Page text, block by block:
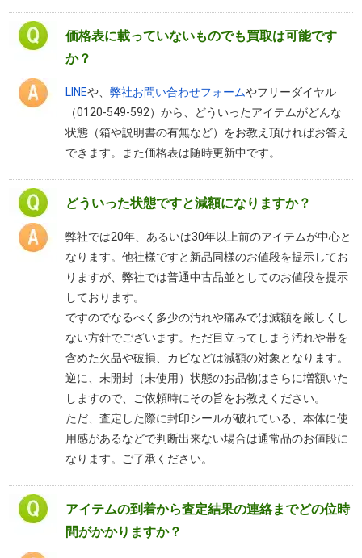
価格表に載っていないものでも買取は可能です
か？
LINEや、弊社お問い合わせフォームやフリーダイヤル
（0120-549-592）から、どういったアイテムがどんな
状態（箱や説明書の有無など）をお教え頂ければお答え
できます。また価格表は随時更新中です。
どういった状態ですと減額になりますか？
弊社では20年、あるいは30年以上前のアイテムが中心と
なります。他社様ですと新品同様のお値段を提示してお
りますが、弊社では普通中古品並としてのお値段を提示
しております。
ですのでなるべく多少の汚れや痛みでは減額を厳しくし
ない方針でございます。ただ目立ってしまう汚れや帯を
含めた欠品や破損、カビなどは減額の対象となります。
逆に、未開封（未使用）状態のお品物はさらに増額いた
しますので、ご依頼時にその旨をお教えください。
ただ、査定した際に封印シールが破れている、本体に使
用感があるなどで判断出来ない場合は通常品のお値段に
なります。ご了承ください。
アイテムの到着から査定結果の連絡までどの位時
間がかかりますか？